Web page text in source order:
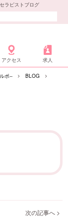
ラピストブログ
アクセス 求人
ポ-- BLOG
次の記事へ >